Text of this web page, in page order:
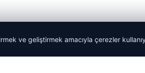
ve geliştirmek amacıyla çerezler